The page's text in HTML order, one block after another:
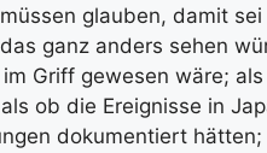
glauben, damit
ganz anders sehen
Griff gewesen wäre;
ob die Ereignisse in
dokumentiert